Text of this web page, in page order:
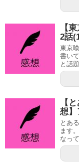
【
2話
東京
書い
と話
【
想】
とあ
ます
なっ